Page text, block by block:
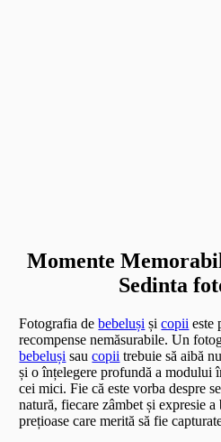
Momente
Sedinta
Fotografia debebeluși șicopii este
recompense nemăsurabile. Un
bebeluși saucopii trebuie să aibă
și o înțelegere profundă a modului
cei mici. Fie că este vorba despre
natură, fiecare zâmbet și expresie
prețioase care merită să fie